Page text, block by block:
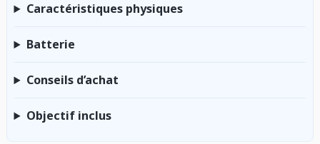
Caractéristiques physiques
Batterie
Conseils d’achat
Objectif inclus